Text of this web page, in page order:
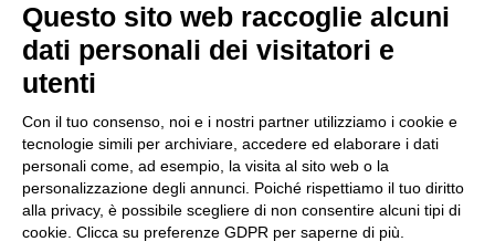
Metodi di pagamento
Condizioni di vendita
Privacy Policy
Questo sito web raccoglie alcuni
dati personali dei visitatori e
utenti
Con il tuo consenso, noi e i nostri partner utilizziamo i cookie e
tecnologie simili per archiviare, accedere ed elaborare i dati
personali come, ad esempio, la visita al sito web o la
personalizzazione degli annunci. Poiché rispettiamo il tuo diritto
alla privacy, è possibile scegliere di non consentire alcuni tipi di
cookie. Clicca su preferenze GDPR per saperne di più.